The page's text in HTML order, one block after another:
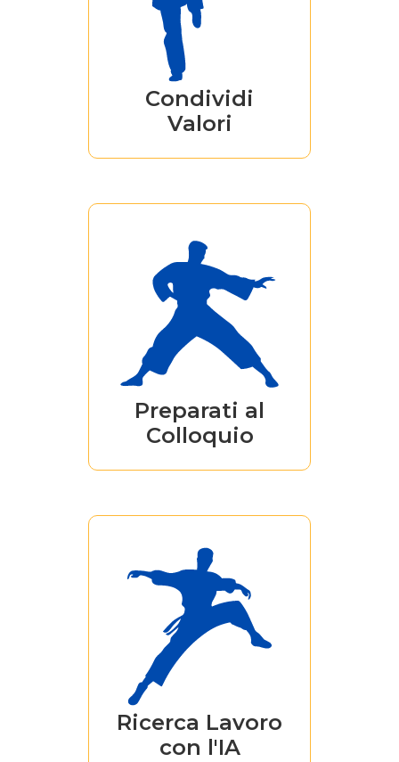
Condividi
Valori
sostenibilità, il work
life balance e la
inclusion.
Preparati al
Colloquio
Il colloquio di
lavoro non fa più
paura se ti prepari
con i consigli che
trovi solo su Kung-
Fu Lab!
Ricerca Lavoro
con l'IA
Crea il CV e la
Cover Letter con
l'IA, risparmi tempo
e ottieni solo
proposte mirate.
Niente proposte
affini al tuo profilo!